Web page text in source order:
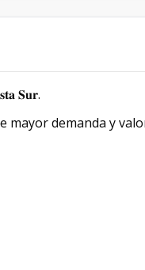
𝐒𝐮𝐫.
mayor demanda y